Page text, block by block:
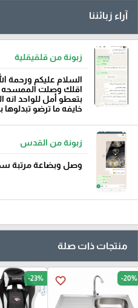
آراء زبائننا
زبونة من قلقيقلية
السلام عليكم ورحمة
اقلك وصلت الممسحه
بتعطو أمل للواحد انه
خايفه ما ترضو
زبونة من القدس
وصل وبضاعة مرتبة
منتجات ذات صلة
favorite_border -20%
-23%